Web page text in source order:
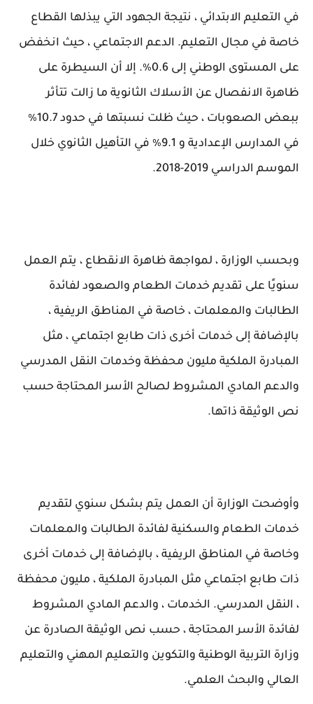
في التعليم الابتدائي ، نتيجة الجهود التي يبذلها القطاع
خاصة في مجال التعليم. الدعم الاجتماعي ، حيث انخفض
على المستوى الوطني إلى 0.6٪. إلا أن السيطرة على
ظاهرة الانفصال عن الأسلاك الثانوية ما زالت تتأثر
ببعض الصعوبات ، حيث ظلت نسبتها في حدود 10.7٪
في المدارس الإعدادية و 9.1٪ في التأهيل الثانوي خلال
الموسم الدراسي 2019-2018.
وبحسب الوزارة ، لمواجهة ظاهرة الانقطاع ، يتم العمل
سنويًا على تقديم خدمات الطعام والصعود لفائدة
الطالبات والمعلمات ، خاصة في المناطق الريفية ،
بالإضافة إلى خدمات أخرى ذات طابع اجتماعي ، مثل
المبادرة الملكية مليون محفظة وخدمات النقل المدرسي
والدعم المادي المشروط لصالح الأسر المحتاجة حسب
نص الوثيقة ذاتها.
وأوضحت الوزارة أن العمل يتم بشكل سنوي لتقديم
خدمات الطعام والسكنية لفائدة الطالبات والمعلمات
وخاصة في المناطق الريفية ، بالإضافة إلى خدمات أخرى
ذات طابع اجتماعي مثل المبادرة الملكية ، مليون محفظة
، النقل المدرسي. الخدمات ، والدعم المادي المشروط
لفائدة الأسر المحتاجة ، حسب نص الوثيقة الصادرة عن
وزارة التربية الوطنية والتكوين والتعليم المهني والتعليم
العالي والبحث العلمي.